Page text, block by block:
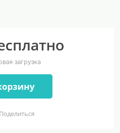
загрузка
Поделиться